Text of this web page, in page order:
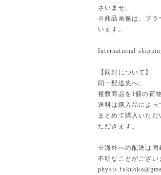
さいませ。
※商品画像は、ブラ
います。
International
【同封について】
同一配送先へ、
複数商品を1個の荷
送料は購入品によっ
まとめて購入いた
ただきます。
※海外への配送は同
不明なことがござい